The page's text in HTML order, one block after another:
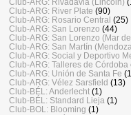
Club-ARG: Rivadavia (Lincoln)
Club-ARG: River Plate (90)
Club-ARG: Rosario Central (25)
Club-ARG: San Lorenzo (44)
Club-ARG: San Lorenzo (Mar
Club-ARG: San Martín
Club-ARG: Social y Deportivo
Club-ARG: Talleres de Córdoba
Club-ARG: Unión de Santa Fe
Club-ARG: Vélez Sarsfield (13)
Club-BÉL: Anderlecht (1)
Club-BÉL: Standard Lieja (1)
Club-BOL: Blooming (1)